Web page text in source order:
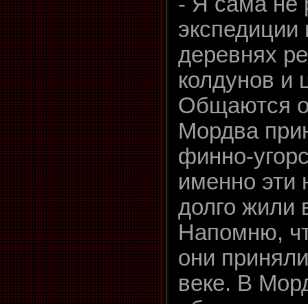
деревнях
колдунов и
Общаются
Мордва
финно-
именно эти
долго жили
Напомню,
они
веке. В